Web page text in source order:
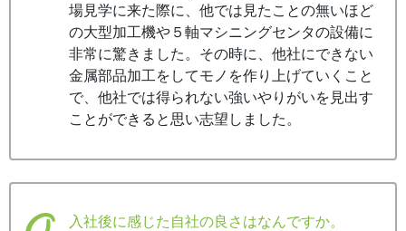
場見学に来た際に、他では見たことの無いほど
の大型加工機や５軸マシニングセンタの設備に
非常に驚きました。その時に、他社にできない
金属部品加工をしてモノを作り上げていくこと
で、他社では得られない強いやりがいを見出す
ことができると思い志望しました。
入社後に感じた自社の良さはなんですか。